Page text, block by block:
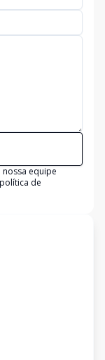
equipe
política de